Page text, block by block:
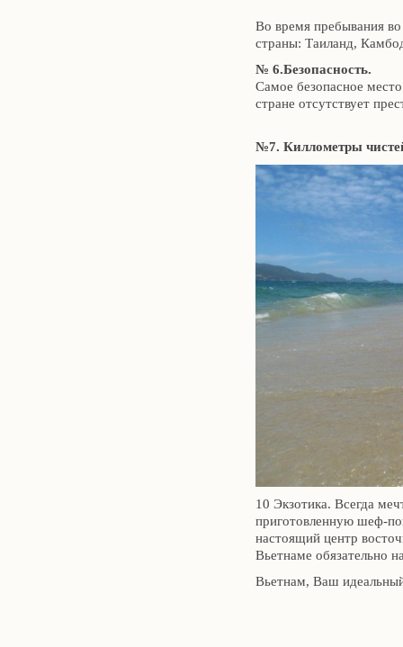
Во время пребывания
страны: Таиланд,
№ 6.Безопасность.
Самое безопасное
стране отсутствует
№7. Киллометры
10 Экзотика. Всегда
приготовленную шеф-
настоящий центр
Вьетнаме обязательно
Вьетнам, Ваш